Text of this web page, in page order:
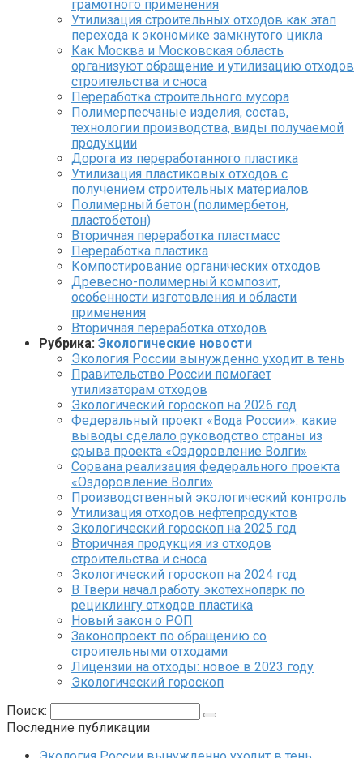
грамотного применения
Утилизация строительных отходов как этап
перехода к экономике замкнутого цикла
Как Москва и Московская область
организуют обращение и утилизацию отходов
строительства и сноса
Переработка строительного мусора
Полимерпесчаные изделия, состав,
технологии производства, виды получаемой
продукции
Дорога из переработанного пластика
Утилизация пластиковых отходов с
получением строительных материалов
Полимерный бетон (полимербетон,
пластобетон)
Вторичная переработка пластмасс
Переработка пластика
Компостирование органических отходов
Древесно-полимерный композит,
особенности изготовления и области
применения
Вторичная переработка отходов
Рубрика: Экологические новости
Экология России вынужденно уходит в тень
Правительство России помогает
утилизаторам отходов
Экологический гороскоп на 2026 год
Федеральный проект «Вода России»: какие
выводы сделало руководство страны из
срыва проекта «Оздоровление Волги»
Сорвана реализация федерального проекта
«Оздоровление Волги»
Производственный экологический контроль
Утилизация отходов нефтепродуктов
Экологический гороскоп на 2025 год
Вторичная продукция из отходов
строительства и сноса
Экологический гороскоп на 2024 год
В Твери начал работу экотехнопарк по
рециклингу отходов пластика
Новый закон о РОП
Законопроект по обращению со
строительными отходами
Лицензии на отходы: новое в 2023 году
Экологический гороскоп
Поиск:
Последние публикации